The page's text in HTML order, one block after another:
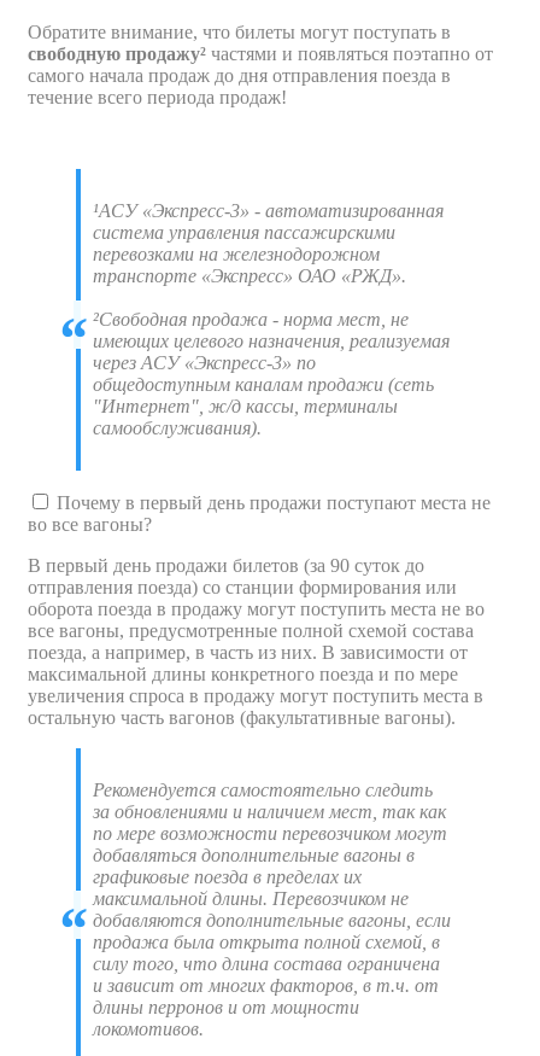
Обратите внимание, что билеты могут поступать в
свободную продажу² частями и появляться поэтапно от
самого начала продаж до дня отправления поезда в
течение всего периода продаж!
¹АСУ «Экспресс-3» - автоматизированная
система управления пассажирскими
перевозками на железнодорожном
транспорте «Экспресс» ОАО «РЖД».
²Свободная продажа - норма мест, не
имеющих целевого назначения, реализуемая
через АСУ «Экспресс-3» по
общедоступным каналам продажи (сеть
"Интернет", ж/д кассы, терминалы
самообслуживания).
Почему в первый день продажи поступают места не
во все вагоны?
В первый день продажи билетов (за 90 суток до
отправления поезда) со станции формирования или
оборота поезда в продажу могут поступить места не во
все вагоны, предусмотренные полной схемой состава
поезда, а например, в часть из них. В зависимости от
максимальной длины конкретного поезда и по мере
увеличения спроса в продажу могут поступить места в
остальную часть вагонов (факультативные вагоны).
Рекомендуется самостоятельно следить
за обновлениями и наличием мест, так как
по мере возможности перевозчиком могут
добавляться дополнительные вагоны в
графиковые поезда в пределах их
максимальной длины. Перевозчиком не
добавляются дополнительные вагоны, если
продажа была открыта полной схемой, в
силу того, что длина состава ограничена
и зависит от многих факторов, в т.ч. от
длины перронов и от мощности
локомотивов.